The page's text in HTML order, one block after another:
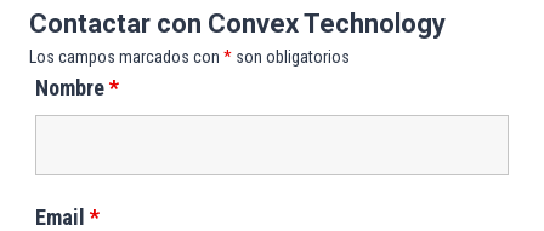
Contactar con Convex Technology
Los campos marcados con * son obligatorios
Nombre*
Email *